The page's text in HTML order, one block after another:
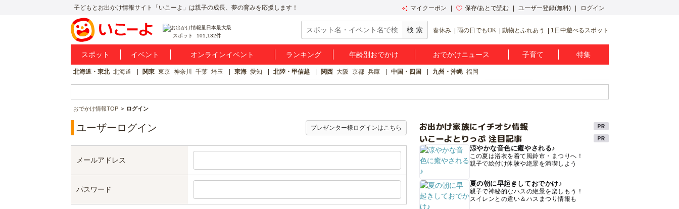
子どもとお出かけ情報サイト「いこーよ」は親子の成長、夢の育みを応援します！ マイクーポン 保存/あとで読む ユーザー登録(無料) ログイン
スポット 101,132件
春休み 雨の日でもOK 動物とふれあう 1日中遊べるスポット
スポット イベント オンラインイベント ランキング 年齢別おでかけ おでかけニュース 子育て 特集
北海道・東北 北海道 関東 東京 神奈川 千葉 埼玉 東海 愛知 北陸・甲信越 関西 大阪 京都 兵庫 中国・四国 九州・沖縄 福岡
おでかけ情報TOP ログイン
ユーザーログイン プレゼンター様ログインはこちら
メールアドレス
パスワード
お出かけ家族にイチオシ情報
いこーよとりっぷ 注目記事
涼やかな音色に癒やされる♪
この夏は浴衣を着て風鈴市・まつりへ！
親子で絵付け体験や絶景を満喫しよう
夏の朝に早起きしておでかけ♪
親子で神秘的なハスの絶景を楽しもう！
スイレンとの違い＆ハスまつり情報も